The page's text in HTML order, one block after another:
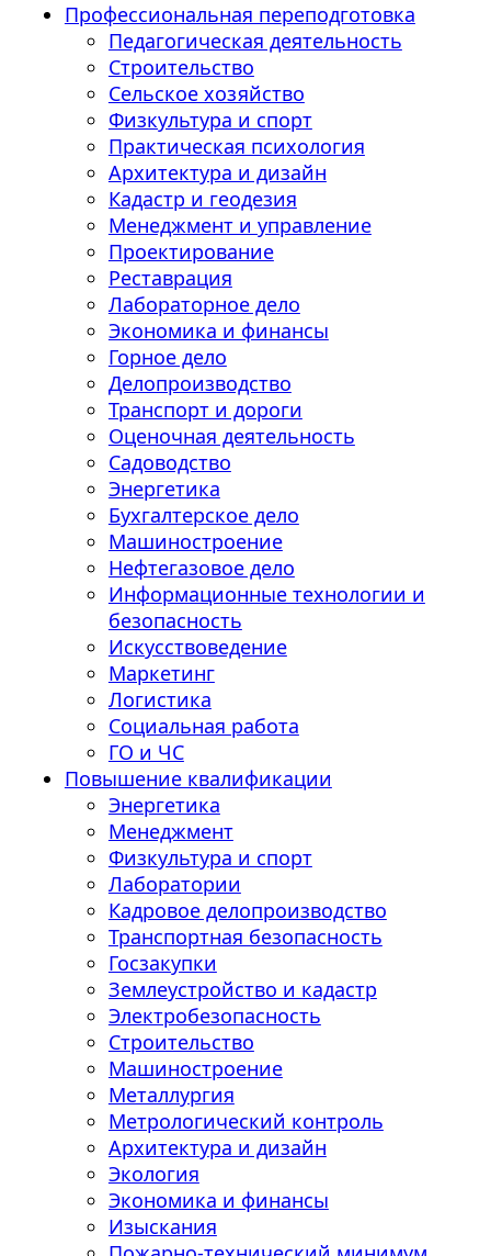
Профессиональная переподготовка
Педагогическая деятельность
Строительство
Сельское хозяйство
Физкультура и спорт
Практическая психология
Архитектура и дизайн
Кадастр и геодезия
Менеджмент и управление
Проектирование
Реставрация
Лабораторное дело
Экономика и финансы
Горное дело
Делопроизводство
Транспорт и дороги
Оценочная деятельность
Садоводство
Энергетика
Бухгалтерское дело
Машиностроение
Нефтегазовое дело
Информационные технологии и
безопасность
Искусствоведение
Маркетинг
Логистика
Социальная работа
ГО и ЧС
Повышение квалификации
Энергетика
Менеджмент
Физкультура и спорт
Лаборатории
Кадровое делопроизводство
Транспортная безопасность
Госзакупки
Землеустройство и кадастр
Электробезопасность
Строительство
Машиностроение
Металлургия
Метрологический контроль
Архитектура и дизайн
Экология
Экономика и финансы
Изыскания